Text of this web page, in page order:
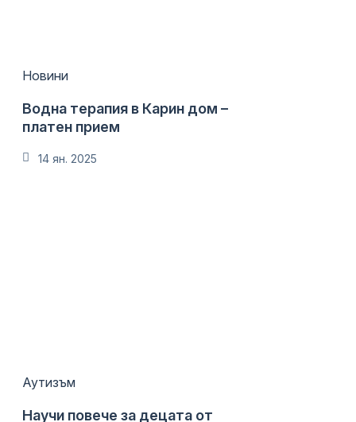
Новини
Водна терапия в Карин дом –
платен прием
14 ян. 2025
Аутизъм
Научи повече за децата от